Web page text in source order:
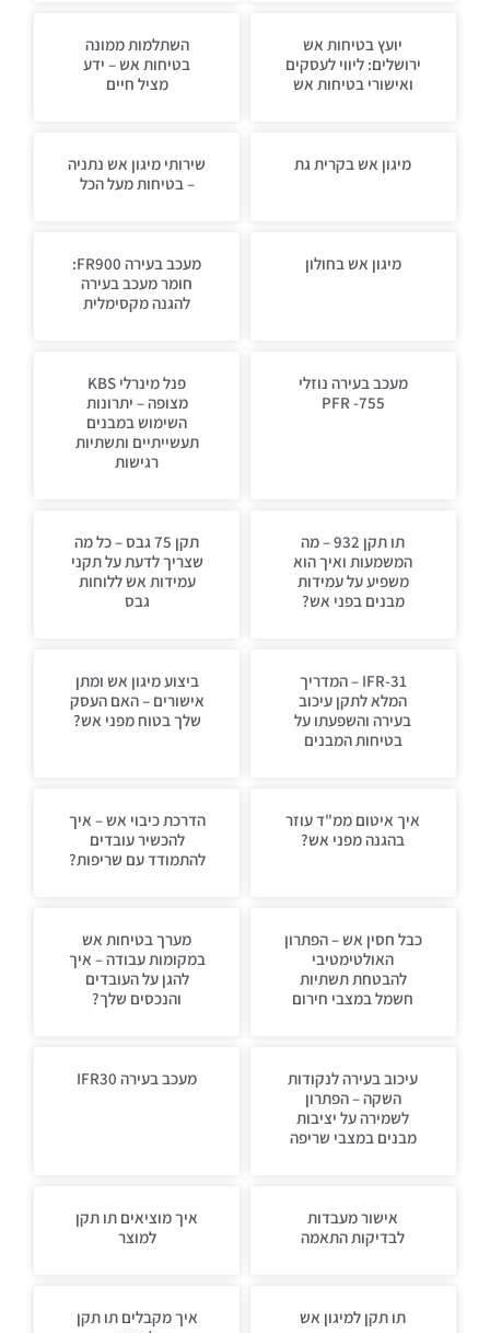
יועץ בטיחות אש
ירושלים: ליווי לעסקים
ואישורי בטיחות אש
השתלמות ממונה
בטיחות אש – ידע
מציל חיים
מיגון אש בקרית גת
שירותי מיגון אש נתניה
– בטיחות מעל הכל
מיגון אש בחולון
מעכב בעירה FR900:
חומר מעכב בעירה
להגנה מקסימלית
מעכב בעירה נוזלי
PFR -755
פנל מינרלי KBS
מצופה – יתרונות
השימוש במבנים
תעשייתיים ותשתיות
רגישות
תו תקן 932 – מה
המשמעות ואיך הוא
משפיע על עמידות
מבנים בפני אש?
תקן 75 גבס – כל מה
שצריך לדעת על תקני
עמידות אש ללוחות
גבס
IFR-31 – המדריך
המלא לתקן עיכוב
בעירה והשפעתו על
בטיחות המבנים
ביצוע מיגון אש ומתן
אישורים – האם העסק
שלך בטוח מפני אש?
איך איטום ממ"ד עוזר
בהגנה מפני אש?
הדרכת כיבוי אש – איך
להכשיר עובדים
להתמודד עם שריפות?
כבל חסין אש – הפתרון
האולטימטיבי
להבטחת תשתיות
חשמל במצבי חירום
מערך בטיחות אש
במקומות עבודה – איך
להגן על העובדים
והנכסים שלך?
עיכוב בעירה לנקודות
השקה – הפתרון
לשמירה על יציבות
מבנים במצבי שריפה
מעכב בעירה IFR30
אישור מעבדות
לבדיקות התאמה
איך מוציאים תו תקן
למוצר
תו תקן למיגון אש
איך מקבלים תו תקן